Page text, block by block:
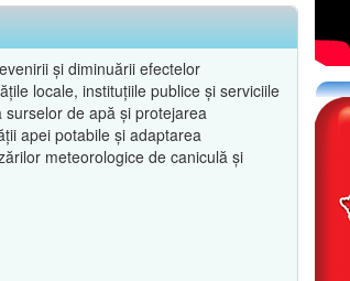
și diminuării efectelor
locale, instituțiile publice și serviciile
de apă și protejarea
apei potabile și adaptarea
meteorologice de caniculă și